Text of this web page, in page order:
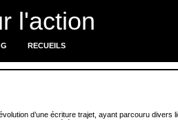
l'action
RECUEILS
d’une écriture trajet, ayant parcouru divers